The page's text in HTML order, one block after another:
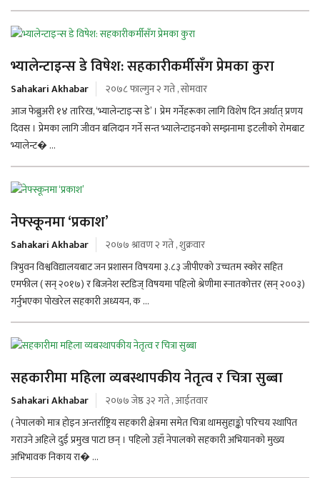
भ्यालेन्टाइन्स डे विषेश: सहकारीकर्मीसँग प्रेमका कुरा
Sahakari Akhabar
२०७८ फाल्गुन २ गते , सोमवार
आज फेब्रुअरी १४ तारिख, ‘भ्यालेन्टाइन्स डे’ । प्रेम गर्नेहरूका लागि विशेष दिन अर्थात् प्रणय
दिवस । प्रेमका लागि जीवन बलिदान गर्ने सन्त भ्यालेन्टाइनको सम्झनामा इटलीको रोमबाट
भ्यालेन्ट� ...
नेफ्स्कूनमा ‘प्रकाश’
Sahakari Akhabar
२०७७ श्रावण २ गते , शुक्रवार
त्रिभुवन विश्वविद्यालयबाट जन प्रशासन विषयमा ३.८३ जीपीएको उच्चतम स्कोर सहित
एमफील ( सन् २०१७) र बिजनेश स्टडिज् विषयमा पहिलो श्रेणीमा स्नातकोत्तर (सन् २००३)
गर्नुभएका पोखरेल सहकारी अध्ययन, क ...
सहकारीमा महिला व्यबस्थापकीय नेतृत्व र चित्रा सुब्बा
Sahakari Akhabar
२०७७ जेष्ठ ३२ गते , आईतवार
( नेपालको मात्र होइन अन्तर्राष्ट्रिय सहकारी क्षेत्रमा समेत चित्रा थामसुहाङ्को परिचय स्थापित
गराउने अहिले दुई प्रमुख पाटा छन् । पहिलो उहाँ नेपालको सहकारी अभियानको मुख्य
अभिभावक निकाय रा� ...